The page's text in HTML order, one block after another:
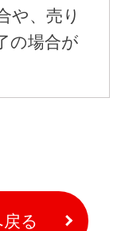
や、売り
の場合が
る